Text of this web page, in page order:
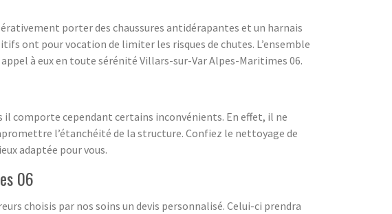
porter des chaussures antidérapantes et un harnais
ont pour vocation de limiter les risques de chutes. L’ensemble
à eux en toute sérénité Villars-sur-Var Alpes-Maritimes 06.
comporte cependant certains inconvénients. En effet, il ne
l’étanchéité de la structure. Confiez le nettoyage de
adaptée pour vous.
06
choisis par nos soins un devis personnalisé. Celui-ci prendra